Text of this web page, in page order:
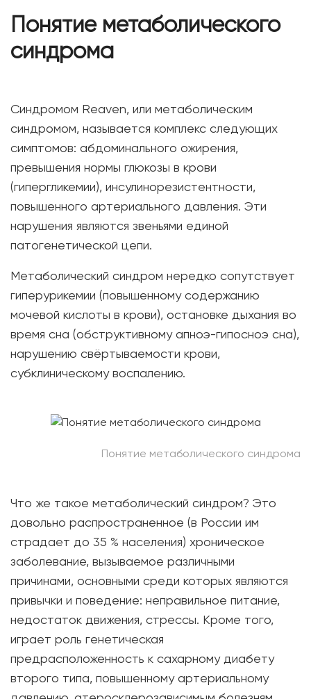
Понятие метаболического
синдрома
Синдромом Reaven, или метаболическим
синдромом, называется комплекс следующих
симптомов: абдоминального ожирения,
превышения нормы глюкозы в крови
(гипергликемии), инсулинорезистентности,
повышенного артериального давления. Эти
нарушения являются звеньями единой
патогенетической цепи.
Метаболический синдром нередко сопутствует
гиперурикемии (повышенному содержанию
мочевой кислоты в крови), остановке дыхания во
время сна (обструктивному апноэ-гипосноэ сна),
нарушению свёртываемости крови,
субклиническому воспалению.
Понятие метаболического синдрома
Что же такое метаболический синдром? Это
довольно распространенное (в России им
страдает до 35 % населения) хроническое
заболевание, вызываемое различными
причинами, основными среди которых являются
привычки и поведение: неправильное питание,
недостаток движения, стрессы. Кроме того,
играет роль генетическая
предрасположенность к сахарному диабету
второго типа, повышенному артериальному